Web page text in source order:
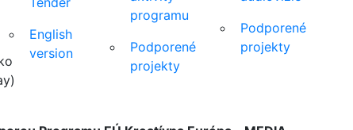
English
version
programu
Podporené
projekty
Podporené
projekty